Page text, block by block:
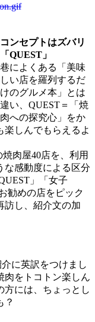
コンセプトはズバリ
「QUEST」
巷によくある「美味
しい店を羅列するだ
けのグルメ本」とは
違い、QUEST＝「焼
肉への探究心」をか
楽しんでもらえるよ
肉屋40店を、利用
な感動度による区分
」「女子
勧めの店をピック
訪し、紹介文の加
に英訳をつけまし
肉をトコトン楽しん
方には、ちょっとし
？